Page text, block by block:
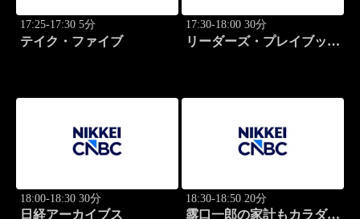
17:25-17:30 5分
テイク・ファイブ
17:30-18:00 30分
リーダーズ・プレイブック
18:00-18:30 30分
日経アーカイブス
18:30-18:50 20分
露口一郎の家計もカラダも